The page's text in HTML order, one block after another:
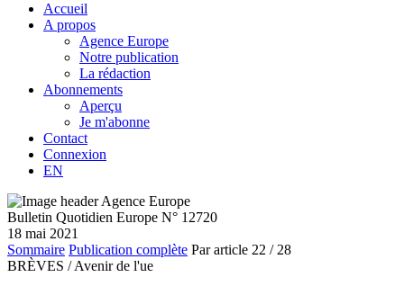
Accueil
A propos
Agence Europe
Notre publication
La rédaction
Abonnements
Aperçu
Je m'abonne
Contact
Connexion
EN
Bulletin Quotidien Europe N° 12720
18 mai 2021
Sommaire Publication complète Par article 22 / 28
BRÈVES / Avenir de l'ue